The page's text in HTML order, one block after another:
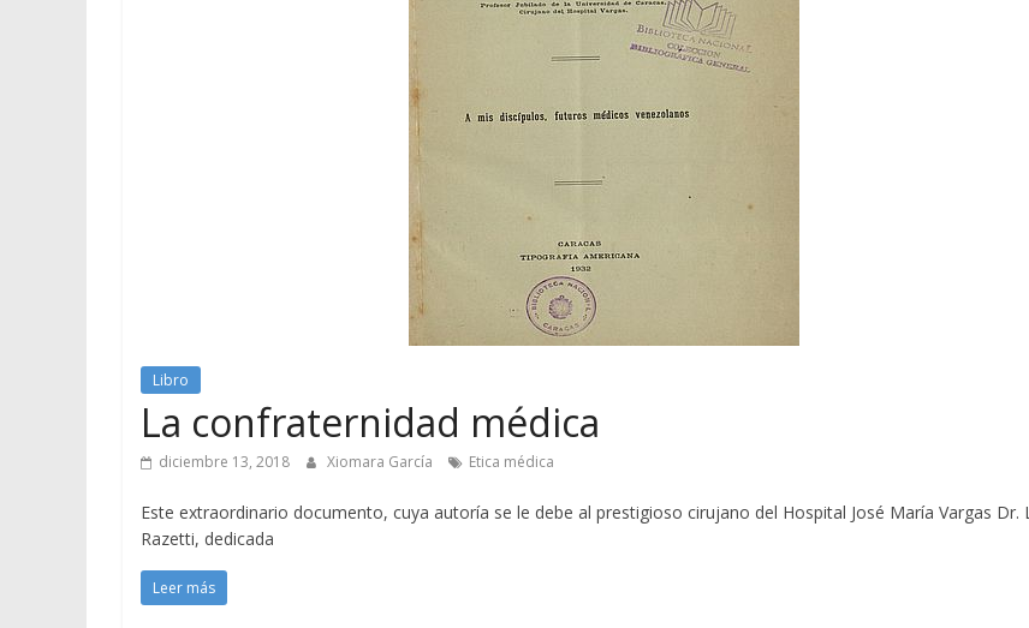
Libro
La confraternidad médica
diciembre 13, 2018 Xiomara García Etica médica
Este extraordinario documento, cuya autoría se le debe al prestigioso cirujano del Hospital José María Vargas Dr.
Razetti, dedicada
Leer más